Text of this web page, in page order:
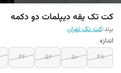
کت تک یقه دیپلمات دو دکمه
برند:کت تک تهران
اندازه
48
50
52
46